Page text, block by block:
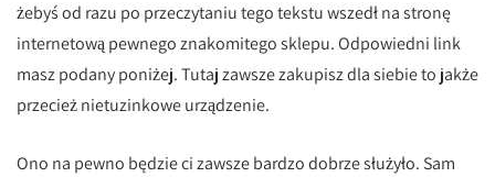
żebyś od razu po przeczytaniu tego tekstu wszedł na stronę
internetową pewnego znakomitego sklepu. Odpowiedni link
masz podany poniżej. Tutaj zawsze zakupisz dla siebie to jakże
przecież nietuzinkowe urządzenie.
Ono na pewno będzie ci zawsze bardzo dobrze służyło. Sam